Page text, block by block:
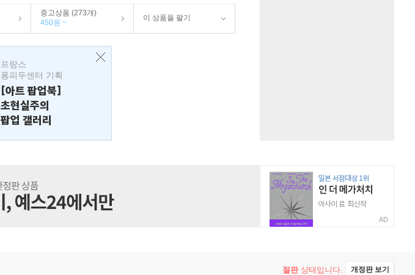
중고상품 (273개)
450원 ~
이 상품을 팔기
프랑스
퐁피두센터 기획
[아트 팝업북]
초현실주의
팝업 갤러리
AD
절판상태입니다. 개정판 보기